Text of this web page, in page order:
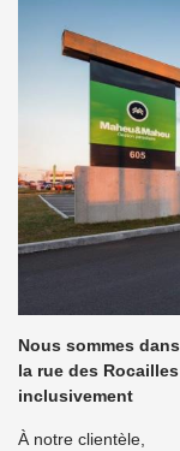
Nous sommes
la rue des
inclusivement
À notre clientèle,